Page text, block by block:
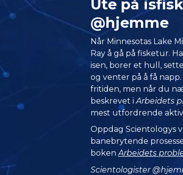
Ute på
@hjemme
Når Minnesotas Lake
Ray å gå på fisketur.
isen, borer et hull,
og venter på å få
fritiden, men når du
beskrevet iArbeidets
mest utfordrende
Oppdag Scientologys
banebrytende
bokenArbeidets
Scientologister